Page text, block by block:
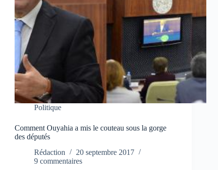
Politique
Comment Ouyahia a mis le couteau sous la gorge
des députés
Rédaction
20 septembre 2017
9 commentaires